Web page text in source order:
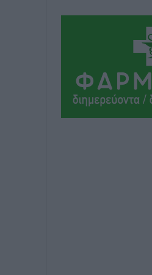
Η φωτιά είναι
καπνός φτάνει στη
πριν
Η Meridiam